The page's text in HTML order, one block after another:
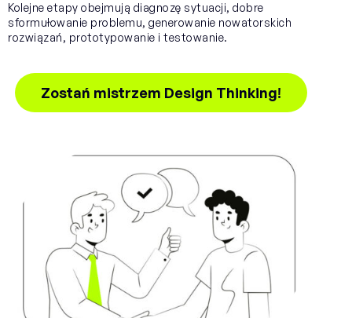
Kolejne etapy obejmują diagnozę sytuacji, dobre
sformułowanie problemu, generowanie nowatorskich
rozwiązań, prototypowanie i testowanie.
Zostań mistrzem Design Thinking!